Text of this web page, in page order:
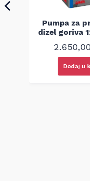
Pumpa za
dizel goriva
2.650,00
Dodaj u